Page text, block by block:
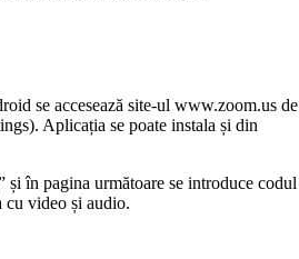
se accesează site-ul www.zoom.us de
Aplicația se poate instala și din
și în pagina următoare se introduce codul
cu video și audio.